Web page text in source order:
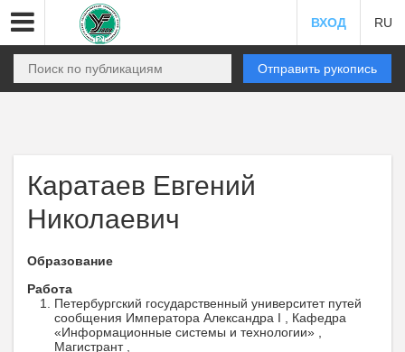
ВХОД RU
Отправить рукопись
Каратаев Евгений
Николаевич
Образование
Работа
Петербургский государственный университет путей
сообщения Императора Александра I , Кафедра
«Информационные системы и технологии» ,
Магистрант ,